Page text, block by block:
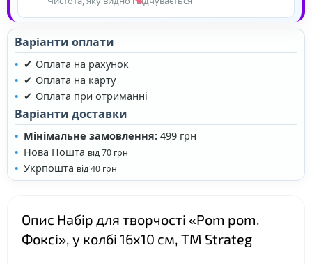
Варіанти оплати
✔ Оплата на рахунок
✔ Оплата на карту
✔ Оплата при отриманні
Варіанти доставки
Мінімальне замовлення: 499 грн
Нова Пошта від 70 грн
Укрпошта від 40 грн
Опис Набір для творчості «Pom pom.
Фоксі», у колбі 16х10 см, ТМ Strateg